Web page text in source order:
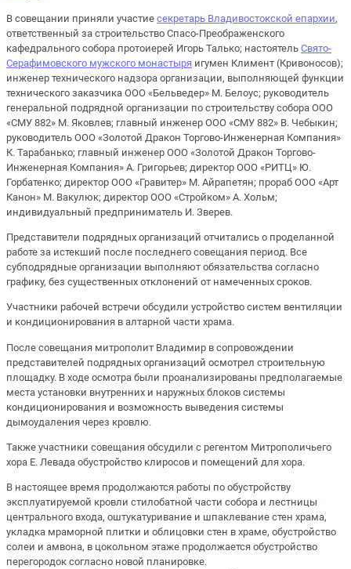
В совещании приняли участие секретарь Владивостокской епархии,
ответственный за строительство Спасо-Преображенского
кафедрального собора протоиерей Игорь Талько; настоятель Свято-
Серафимовского мужского монастыря игумен Климент (Кривоносов);
инженер технического надзора организации, выполняющей функции
технического заказчика ООО «Бельведер» М. Белоус; руководитель
генеральной подрядной организации по строительству собора ООО
«СМУ 882» М. Яковлев; главный инженер ООО «СМУ 882» В. Чебыкин;
руководитель ООО «Золотой Дракон Торгово-Инженерная Компания»
К. Тарабанько; главный инженер ООО «Золотой Дракон Торгово-
Инженерная Компания» А. Григорьев; директор ООО «РИТЦ» Ю.
Горбатенко; директор ООО «Гравитер» М. Айрапетян; прораб ООО «Арт
Канон» М. Вакулюк; директор ООО «Стройком» А. Хольм;
индивидуальный предприниматель И. Зверев.
Представители подрядных организаций отчитались о проделанной
работе за истекший после последнего совещания период. Все
субподрядные организации выполняют обязательства согласно
графику, без существенных отклонений от намеченных сроков.
Участники рабочей встречи обсудили устройство систем вентиляции
и кондиционирования в алтарной части храма.
После совещания митрополит Владимир в сопровождении
представителей подрядных организаций осмотрел строительную
площадку. В ходе осмотра были проанализированы предполагаемые
места установки внутренних и наружных блоков системы
кондиционирования и возможность выведения системы
дымоудаления через кровлю.
Также участники совещания обсудили с регентом Митрополичьего
хора Е. Левада обустройство клиросов и помещений для хора.
В настоящее время продолжаются работы по обустройству
эксплуатируемой кровли стилобатной части собора и лестницы
центрального входа, оштукатуривание и шпаклевание стен храма,
укладка мраморной плитки и облицовки стен в храме, обустройство
солеи и амвона, в цокольном этаже продолжается обустройство
перегородок согласно новой планировке.